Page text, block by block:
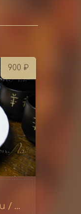
900 ₽
Пряная свинина с овощами / 孜然肉片